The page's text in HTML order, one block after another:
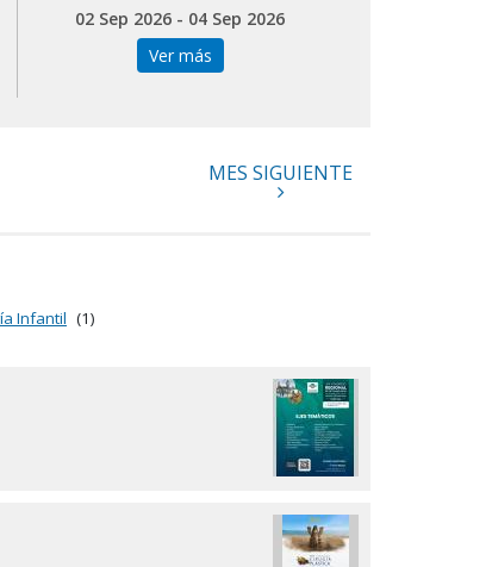
02 Sep 2026 - 04 Sep 2026
Ver más
MES SIGUIENTE
Infantil (1)